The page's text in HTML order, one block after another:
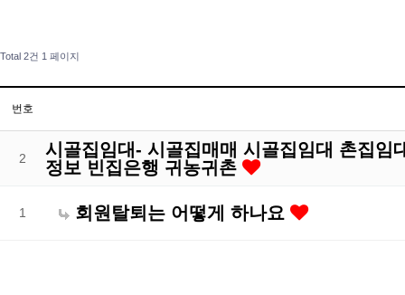
Total 2건 1 페이지
번호
2
시골집임대- 시골집매매 시골집임대 촌집임
정보 빈집은행 귀농귀촌
1 회원탈퇴는 어떻게 하나요